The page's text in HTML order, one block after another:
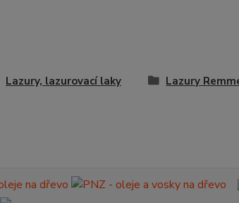
Lazury, lazurovací laky
Lazury